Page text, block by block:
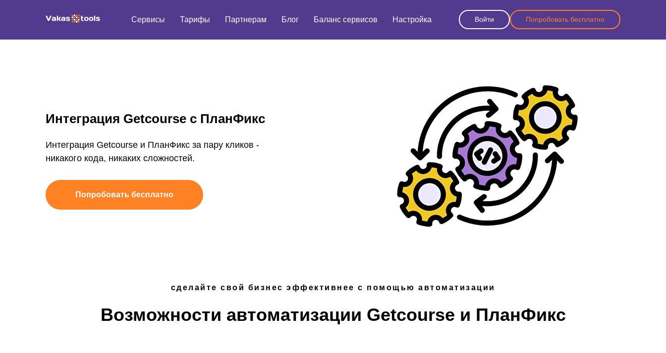
Сервисы Тарифы Партнерам Блог Баланс сервисов Настройка Войти Попробовать бесплатно
Интеграция Getcourse с ПланФикс
Интеграция Getcourse и ПланФикс за пару кликов -
никакого кода, никаких сложностей.
Попробовать бесплатно
сделайте свой бизнес эффективнее с помощью автоматизации
Возможности автоматизации Getcourse и ПланФикс